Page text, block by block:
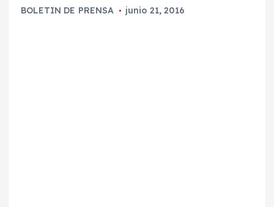
BOLETIN DE PRENSA junio 21, 2016